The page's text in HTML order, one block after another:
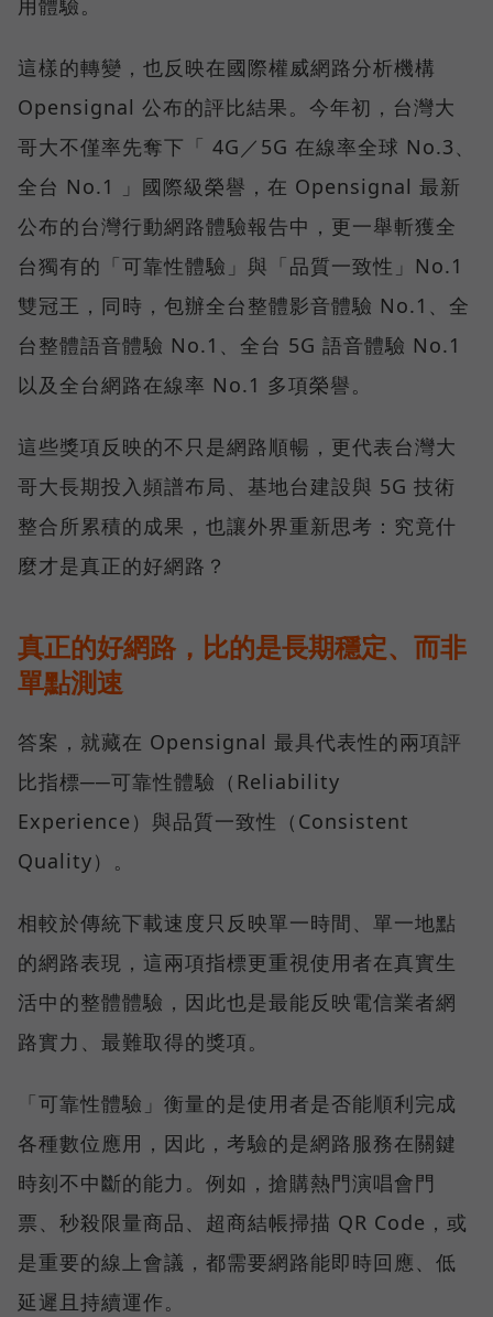
用體驗。
這樣的轉變，也反映在國際權威網路分析機構
Opensignal 公布的評比結果。今年初，台灣大
哥大不僅率先奪下「 4G／5G 在線率全球 No.3、
全台 No.1 」國際級榮譽，在 Opensignal 最新
公布的台灣行動網路體驗報告中，更一舉斬獲全
台獨有的「可靠性體驗」與「品質一致性」No.1
雙冠王，同時，包辦全台整體影音體驗 No.1、全
台整體語音體驗 No.1、全台 5G 語音體驗 No.1
以及全台網路在線率 No.1 多項榮譽。
這些獎項反映的不只是網路順暢，更代表台灣大
哥大長期投入頻譜布局、基地台建設與 5G 技術
整合所累積的成果，也讓外界重新思考：究竟什
麼才是真正的好網路？
真正的好網路，比的是長期穩定、而非
單點測速
答案，就藏在 Opensignal 最具代表性的兩項評
比指標──可靠性體驗（Reliability
Experience）與品質一致性（Consistent
Quality）。
相較於傳統下載速度只反映單一時間、單一地點
的網路表現，這兩項指標更重視使用者在真實生
活中的整體體驗，因此也是最能反映電信業者網
路實力、最難取得的獎項。
「可靠性體驗」衡量的是使用者是否能順利完成
各種數位應用，因此，考驗的是網路服務在關鍵
時刻不中斷的能力。例如，搶購熱門演唱會門
票、秒殺限量商品、超商結帳掃描 QR Code，或
是重要的線上會議，都需要網路能即時回應、低
延遲且持續運作。